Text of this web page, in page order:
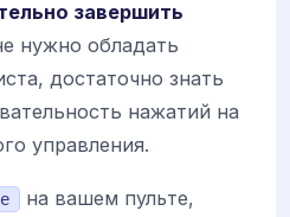
завершить
нужно обладать
достаточно знать
нажатий на
управления.
на вашем пульте,